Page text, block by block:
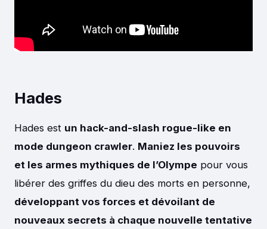
Hades
Hades est un hack-and-slash rogue-like en
mode dungeon crawler. Maniez les pouvoirs
et les armes mythiques de l’Olympe pour vous
libérer des griffes du dieu des morts en personne,
développant vos forces et dévoilant de
nouveaux secrets à chaque nouvelle tentative